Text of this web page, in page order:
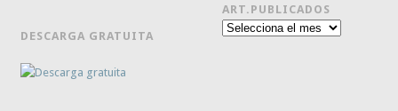
DESCARGA GRATUITA
ART.PUBLICADOS
Art.publicados